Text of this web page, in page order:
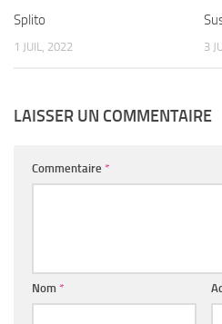
Splito
1 JUIL, 2022 3
LAISSER UN COMMENTAIRE
Commentaire *
Nom *